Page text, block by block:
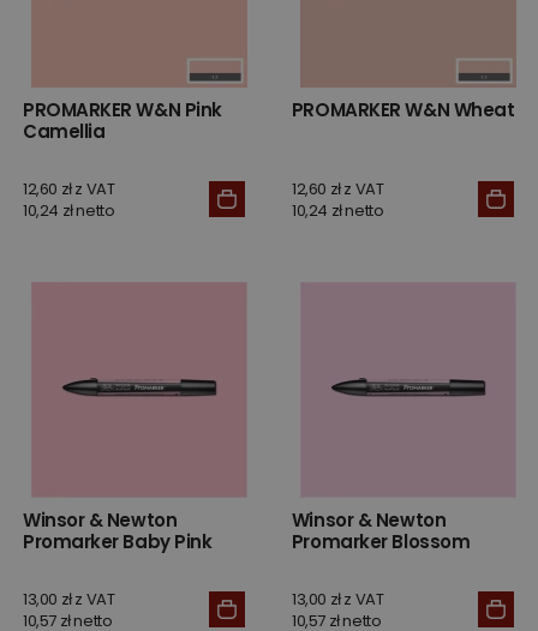
PROMARKER W&N Pink
Camellia
12,60 zł z VAT
10,24 zł netto
PROMARKER W&N Wheat
12,60 zł z VAT
10,24 zł netto
Winsor & Newton
Promarker Baby Pink
13,00 zł z VAT
10,57 zł netto
Winsor & Newton
Promarker Blossom
13,00 zł z VAT
10,57 zł netto